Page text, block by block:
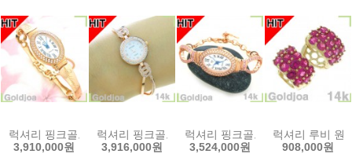
럭셔리 핑크골드 타원 여성용 고급 14k금장시계(gt-t516b) 14k금팔찌
3,910,000원
럭셔리 핑크골드 여성용 고급 14k금장시계(gt-
3,916,000원
럭셔리 핑크골드 타원 여성용 고
3,524,000원
럭셔리 루비 원
908,000원